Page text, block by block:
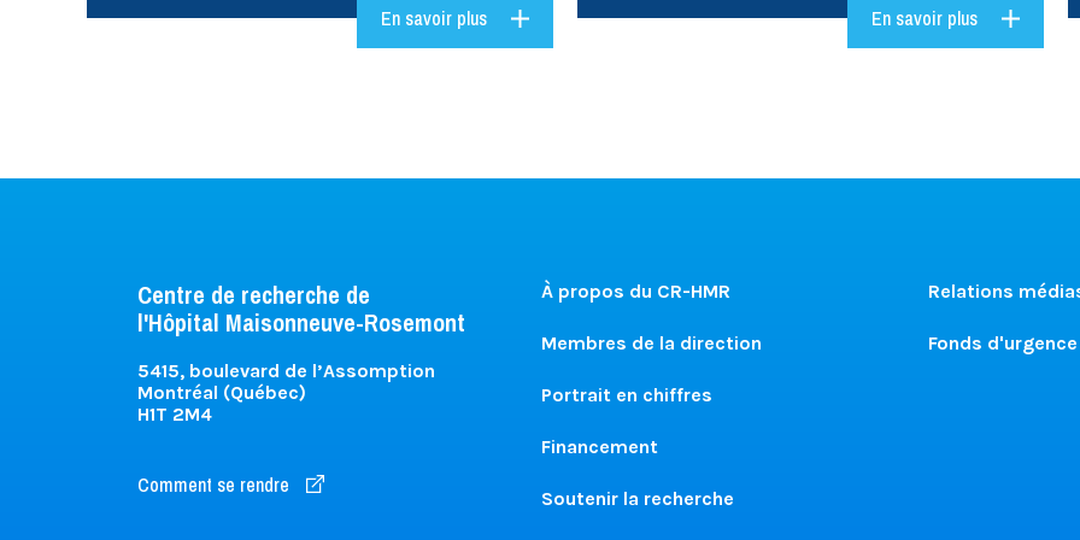
En savoir plus En savoir plus
Centre de recherche de
l'Hôpital Maisonneuve-Rosemont
5415, boulevard de l’Assomption
Montréal (Québec)
H1T 2M4
Comment se rendre
À propos du CR-HMR
Membres de la direction
Portrait en chiffres
Financement
Soutenir la recherche
Relations
Fonds d'urgence